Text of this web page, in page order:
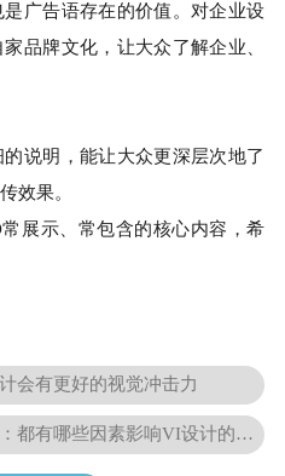
广告语存在的价值。对企业设
品牌文化，让大众了解企业、
明，能让大众更深层次地了
效果。
示、常包含的核心内容，希
会有更好的视觉冲击力
有哪些因素影响VI设计的价格？